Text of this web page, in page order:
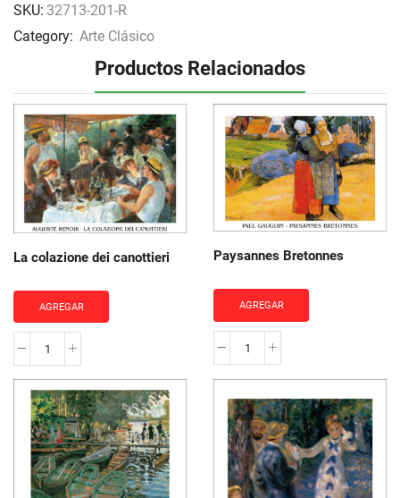
SKU: 32713-201-R
Category: Arte Clásico
Productos Relacionados
La colazione dei canottieri
AGREGAR
La
colazione
dei
canottieri
cantidad
Paysannes Bretonnes
AGREGAR
Paysannes
Bretonnes
cantidad